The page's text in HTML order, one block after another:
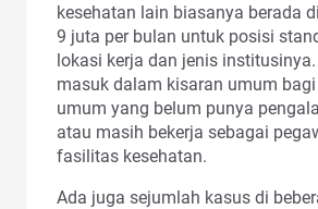
kesehatan lain biasanya berada
9 juta per bulan untuk posisi
lokasi kerja dan jenis
masuk dalam kisaran umum
umum yang belum punya
atau masih bekerja sebagai
fasilitas kesehatan.
Ada juga sejumlah kasus di